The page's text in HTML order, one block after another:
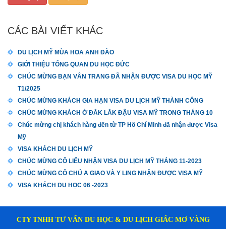
CÁC BÀI VIẾT KHÁC
DU LỊCH MỸ MÙA HOA ANH ĐÀO
GIỚI THIỆU TỔNG QUAN DU HỌC ĐỨC
CHÚC MỪNG BẠN VÂN TRANG ĐÃ NHẬN ĐƯỢC VISA DU HỌC MỸ
T1/2025
CHÚC MỪNG KHÁCH GIA HẠN VISA DU LỊCH MỸ THÀNH CÔNG
CHÚC MỪNG KHÁCH Ở ĐẮK LẮK ĐẬU VISA MỸ TRONG THÁNG 10
Chúc mừng chị khách hàng đến từ TP Hồ Chí Minh đã nhận được Visa
Mỹ
VISA KHÁCH DU LỊCH MỸ
CHÚC MỪNG CÔ LIỂU NHẬN VISA DU LỊCH MỸ THÁNG 11-2023
CHÚC MỪNG CÔ CHÚ A GIAO VÀ Y LING NHẬN ĐƯỢC VISA MỸ
VISA KHÁCH DU HỌC 06 -2023
CTY TNHH TƯ VẤN DU HỌC & DU LỊCH GIẤC MƠ VÀNG